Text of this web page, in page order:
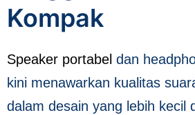
Kompak
Speaker portabel dan
kini menawarkan kualitas
dalam desain yang lebih kecil